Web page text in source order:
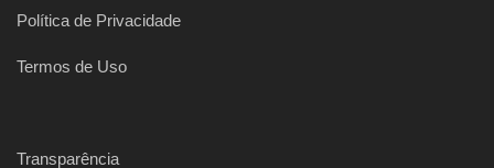
Política de Privacidade
Termos de Uso
Transparência